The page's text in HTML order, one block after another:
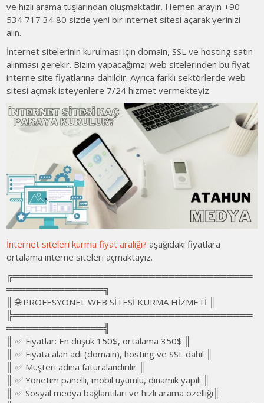
ve hızlı arama tuşlarından oluşmaktadır. Hemen arayın +90
534 717 34 80 sizde yeni bir internet sitesi açarak yerinizi
alın.
İnternet sitelerinin kurulması için domain, SSL ve hosting satın
alınması gerekir. Bizim yapacağımzı web sitelerinden bu fiyat
interne site fiyatlarına dahildir. Ayrıca farklı sektörlerde web
sitesi açmak isteyenlere 7/24 hizmet vermekteyiz.
İnternet siteleri kurma fiyat aralığı? aşağıdaki fiyatlara
ortalama interne siteleri açmaktayız.
╔═════════════════════════════════════
═══════════════╗
║ 🌐 PROFESYONEL WEB SİTESİ KURMA HİZMETİ ║
╠═════════════════════════════════════
═══════════════╣
║ ✅ Fiyatlar: En düşük 150$, ortalama 350$ ║
║ ✅ Fiyata alan adı (domain), hosting ve SSL dahil ║
║ ✅ Müşteri adına faturalandırılır ║
║ ✅ Yönetim panelli, mobil uyumlu, dinamik yapılı ║
║ ✅ Sosyal medya bağlantıları ve hızlı arama özelliği║